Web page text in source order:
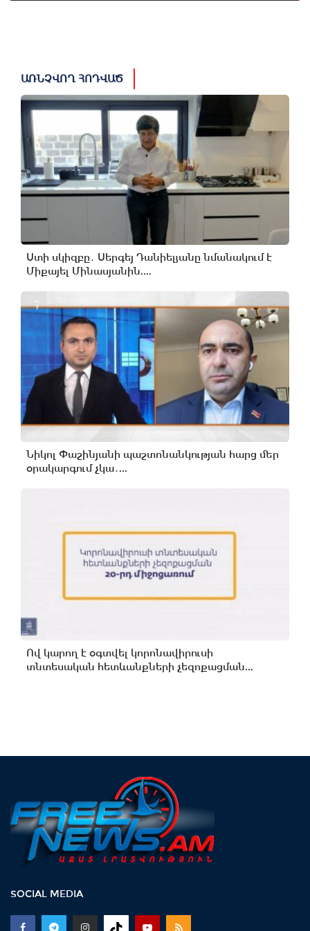
ԱՌՆՉՎՈՂ ՀՈԴՎԱԾ
Ստի սկիզբը․ Սերգեյ Դանիելյանը նմանակում է
Միքայել Մինասյանին....
Նիկոլ Փաշինյանի պաշտոնանկության հարց մեր
օրակարգում չկա․...
Ով կարող է օգտվել կորոնավիրուսի
տնտեսական հետևանքների չեզոքացման...
SOCIAL MEDIA